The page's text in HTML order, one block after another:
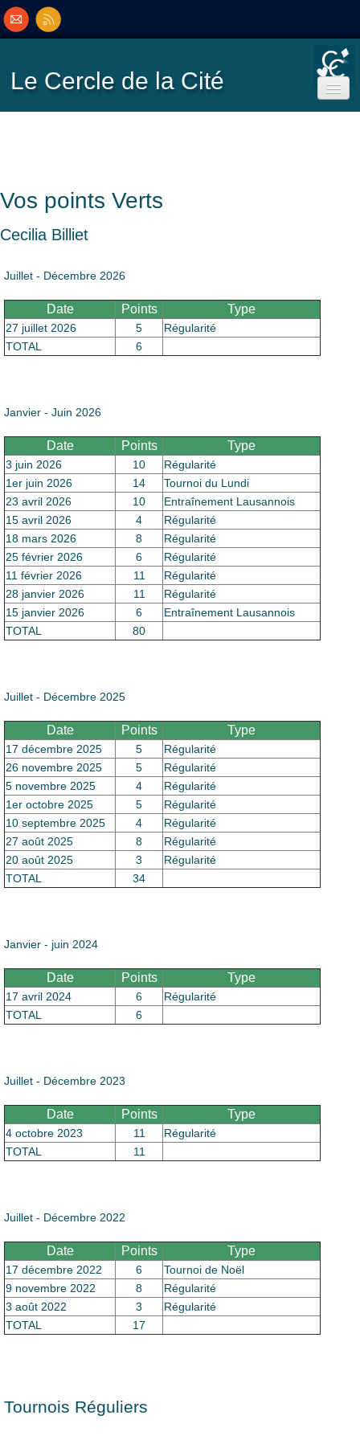
Le Cercle de la Cité
Inscriptions/Programme
Classement
Vos points Verts
Cecilia Billiet
Juillet - Décembre 2026
Date Points Type
27 juillet 2026 5
Régularité
TOTAL
6
Janvier - Juin 2026
Date Points Type
3 juin 2026 10
Régularité
1er juin 2026
14
Tournoi du Lundi
23 avril 2026
10
Entraînement Lausannois
15 avril 2026
4
Régularité
18 mars 2026
8
Régularité
25 février 2026
6
Régularité
11 février 2026
11
Régularité
28 janvier 2026
11
Régularité
15 janvier 2026
6
Entraînement Lausannois
TOTAL
80
Juillet - Décembre 2025
Date Points Type
17 décembre 2025 5
Régularité
26 novembre 2025
5
Régularité
5 novembre 2025
4
Régularité
1er octobre 2025
5
Régularité
10 septembre 2025
4
Régularité
27 août 2025
8
Régularité
20 août 2025
3
Régularité
TOTAL
34
Janvier - juin 2024
Date Points Type
17 avril 2024 6
Régularité
TOTAL
6
Juillet - Décembre 2023
Date Points Type
4 octobre 2023 11
Régularité
TOTAL
11
Juillet - Décembre 2022
Date Points Type
17 décembre 2022 6
Tournoi de Noël
9 novembre 2022
8
Régularité
3 août 2022
3
Régularité
TOTAL
17
Tournois Réguliers